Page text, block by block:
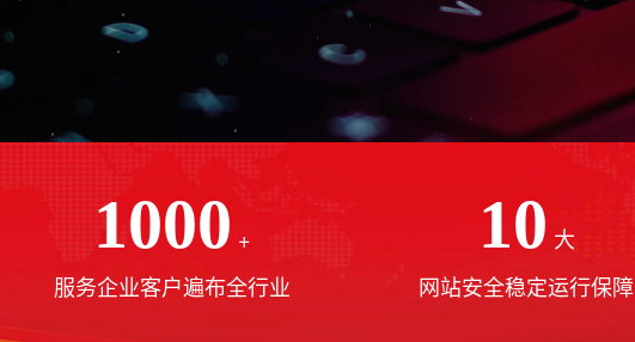
1000 +
服务企业客户遍布全行业
10 大
网站安全稳定运行保障